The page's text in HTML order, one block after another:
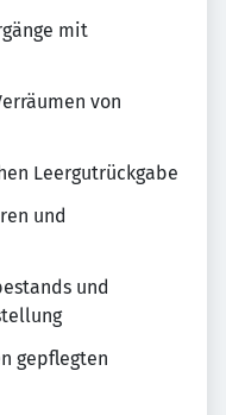
mit
von
Leergutrückgabe
und
und
gepflegten